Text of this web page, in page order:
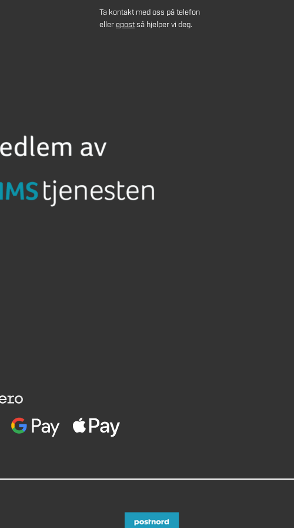
Ta kontakt med oss på telefon
ellerepostså hjelper vi deg.